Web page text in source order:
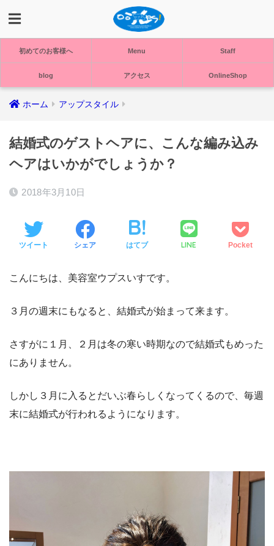
初めてのお客様へ Menu Staff
blog アクセス OnlineShop
ホーム アップスタイル
結婚式のゲストヘアに、こんな編み込み
ヘアはいかがでしょうか？
2018年3月10日
ツイート シェア はてブ LINE Pocket
こんにちは、美容室ウプスいすです。
３月の週末にもなると、結婚式が始まって来ます。
さすがに１月、２月は冬の寒い時期なので結婚式もめった
にありません。
しかし３月に入るとだいぶ春らしくなってくるので、毎週
末に結婚式が行われるようになります。